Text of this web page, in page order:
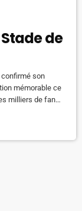
de
confirmé son
mémorable ce
milliers de fans
grandiose